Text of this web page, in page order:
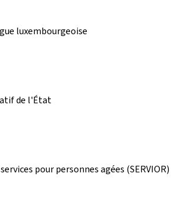
luxembourgeoise
de l'État
pour personnes agées (SERVIOR)